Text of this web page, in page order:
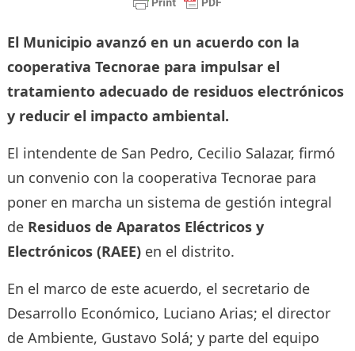
El Municipio avanzó en un acuerdo con la
cooperativa Tecnorae para impulsar el
tratamiento adecuado de residuos electrónicos
y reducir el impacto ambiental.
El intendente de San Pedro, Cecilio Salazar, firmó
un convenio con la cooperativa Tecnorae para
poner en marcha un sistema de gestión integral
de Residuos de Aparatos Eléctricos y
Electrónicos (RAEE)en el distrito.
En el marco de este acuerdo, el secretario de
Desarrollo Económico, Luciano Arias; el director
de Ambiente, Gustavo Solá; y parte del equipo